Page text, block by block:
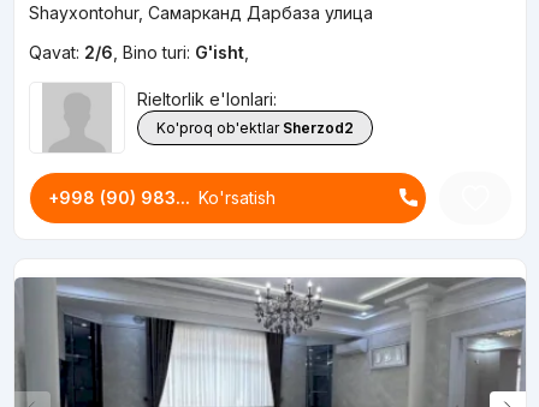
Shayxontohur, Самарканд Дарбаза улица
Qavat: 2/6 Bino turi: G'isht,
Rieltorlik e'lonlari:
Ko'proq ob'ektlar Sherzod2
+998 (90) 983... Ko'rsatish